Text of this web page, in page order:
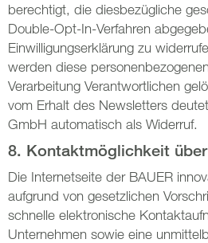
berechtigt, die diesbezügliche
Double-Opt-In-Verfahren
Einwilligungserklärung zu
werden diese
Verarbeitung Verantwortlichen
vom Erhalt des Newsletters
GmbH automatisch als Widerruf.
8. Kontaktmöglichkeit
Die Internetseite der BAUER
aufgrund von gesetzlichen
schnelle elektronische
Unternehmen sowie eine